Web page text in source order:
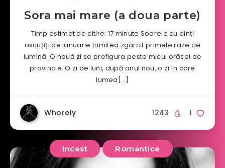
Sora mai mare (a doua parte)
Timp estimat de citire: 17 minute Soarele cu dinți
ascuțiți de ianuarie trimitea zgârcit primele raze de
lumină. O nouă zi se prefigura peste micul orășel de
provincie. O zi de luni, după anul nou, o zi în care
lumea[…]
Whorely 1
1243
Incest Romantice